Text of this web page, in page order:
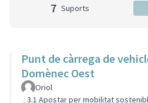
7 Suports
Punt de càrrega de
Domènec Oest
Oriol
3.1 Apostar per mobilitat